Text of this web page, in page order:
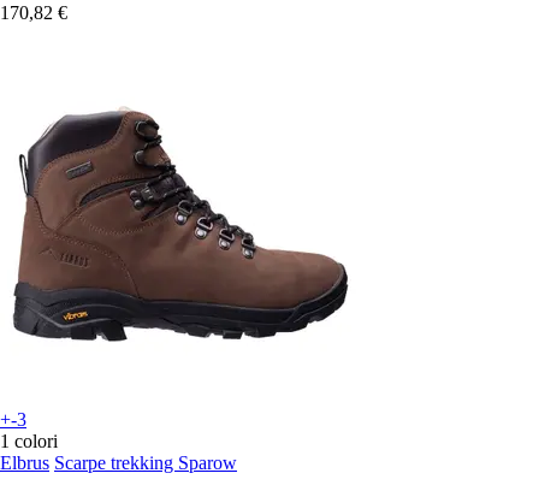
170,82 €
+-3
1 colori
Elbrus Scarpe trekking Sparow